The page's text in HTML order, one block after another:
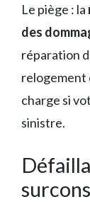
Le piège : la
des
réparation
relogement
charge si
sinistre.